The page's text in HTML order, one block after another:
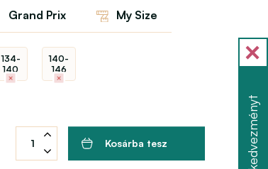
Grand Prix My Size
134-
140
140-
146
Kosárba tesz